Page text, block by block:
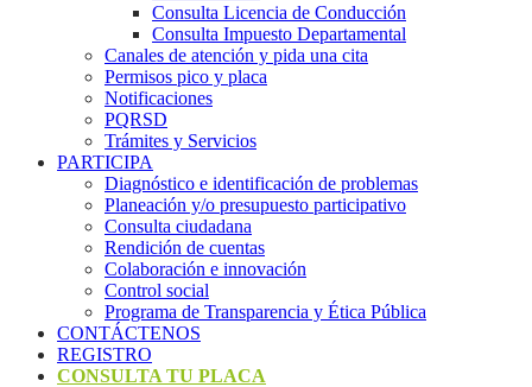
Consulta Licencia de Conducción
Consulta Impuesto Departamental
Canales de atención y pida una cita
Permisos pico y placa
Notificaciones
PQRSD
Trámites y Servicios
PARTICIPA
Diagnóstico e identificación de problemas
Planeación y/o presupuesto participativo​
Consulta ciudadana
Rendición de cuentas
Colaboración e innovación
Control social
Programa de Transparencia y Ética Pública
CONTÁCTENOS
REGISTRO
CONSULTA TU PLACA